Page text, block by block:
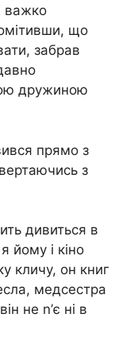
важко
що
забрав
дружиною
прямо з
з
дивиться в
йому і кіно
кличу, он книг
медсестра
не n’є ні в